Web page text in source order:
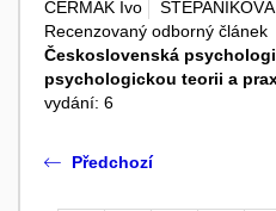
ČERMÁK Ivo
Recenzovaný odborný článek
Československá
psychologickou teorii a
vydání: 6
Předchozí